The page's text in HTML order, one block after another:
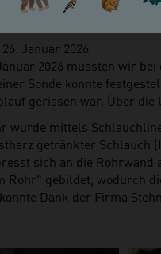
Januar 2026
2026 mussten wir
Sonde konnte
gerissen war. Über
wurde mittels
getränkter Schlauch
sich an die
Rohr" gebildet, wodurch
Dank der Firma